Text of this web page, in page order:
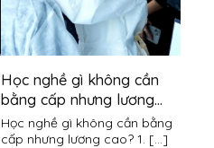
Học nghề gì không cần
bằng cấp nhưng lương
cao?
Học nghề gì không cần bằng
cấp nhưng lương cao? 1. [...]